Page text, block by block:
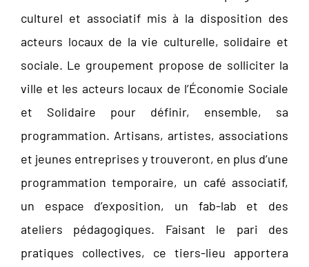
culturel et associatif mis à la disposition des
acteurs locaux de la vie culturelle, solidaire et
sociale. Le groupement propose de solliciter la
ville et les acteurs locaux de l’Économie Sociale
et Solidaire pour définir, ensemble, sa
programmation. Artisans, artistes, associations
et jeunes entreprises y trouveront, en plus d’une
programmation temporaire, un café associatif,
un espace d’exposition, un fab-lab et des
ateliers pédagogiques. Faisant le pari des
pratiques collectives, ce tiers-lieu apportera